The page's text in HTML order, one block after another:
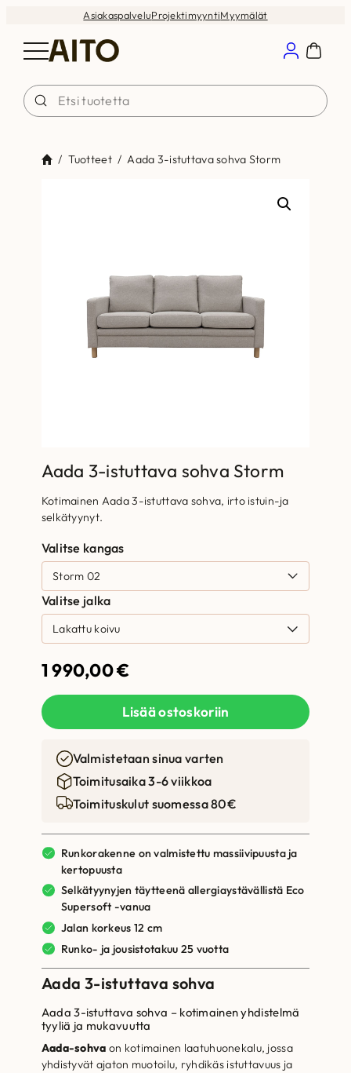
AsiakaspalveluProjektimyyntiMyymälät
/ Tuotteet / Aada 3-istuttava sohva Storm
Aada 3-istuttava sohva Storm
Kotimainen Aada 3-istuttava sohva, irto istuin-ja
selkätyynyt.
Valitse kangas
Valitse jalka
1 990,00€
Lisää ostoskoriin
Valmistetaan sinua varten
Toimitusaika 3-6 viikkoa
Toimituskulut suomessa 80€
Runkorakenne on valmistettu massiivipuusta ja
kertopuusta
Selkätyynyjen täytteenä allergiaystävällistä Eco
Supersoft -vanua
Jalan korkeus 12 cm
Runko- ja jousistotakuu 25 vuotta
Aada 3-istuttava sohva
Aada 3-istuttava sohva – kotimainen yhdistelmä
tyyliä ja mukavuutta
Aada-sohva on kotimainen laatuhuonekalu, jossa
yhdistyvät ajaton muotoilu, ryhdikäs istuttavuus ja